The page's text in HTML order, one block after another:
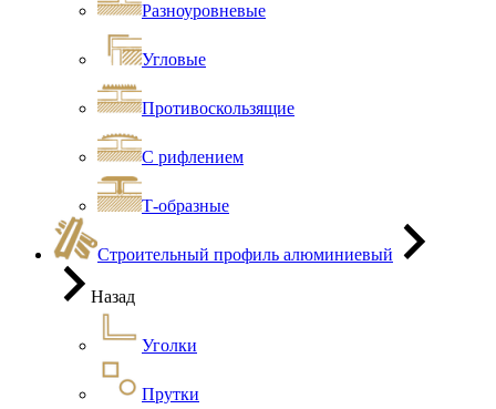
Разноуровневые
Угловые
Противоскользящие
С рифлением
Т-образные
Строительный профиль алюминиевый
Назад
Уголки
Прутки